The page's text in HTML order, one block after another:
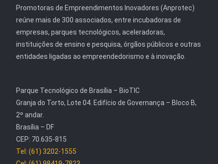
Promotoras de Empreendimentos Inovadores (Anprotec)
reúne mais de 300 associados, entre incubadoras de
empresas, parques tecnológicos, aceleradoras,
instituições de ensino e pesquisa, órgãos públicos e outras
entidades ligadas ao empreendedorismo e à inovação.
Parque Tecnológico de Brasília – BioTIC
Granja do Torto, Lote 04. Edifício de Governança – Bloco B,
2º andar.
Brasília – DF
CEP: 70.635-815
Tel: (61) 3202-1555